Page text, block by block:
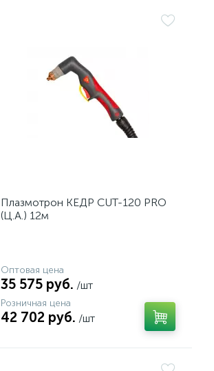
Плазмотрон КЕДР CUT-120 PRO
(Ц.А.) 12м
Оптовая цена
35 575 руб. /шт
Розничная цена
42 702 руб. /шт